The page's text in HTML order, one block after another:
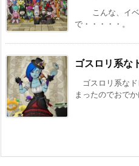
こんな、イベ
で・・・・・
ゴスロリ系な
ゴスロリ系なド
まったのでおで